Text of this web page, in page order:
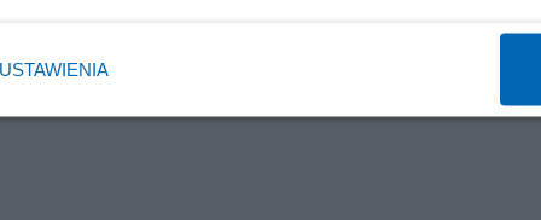
USTAWIENIA